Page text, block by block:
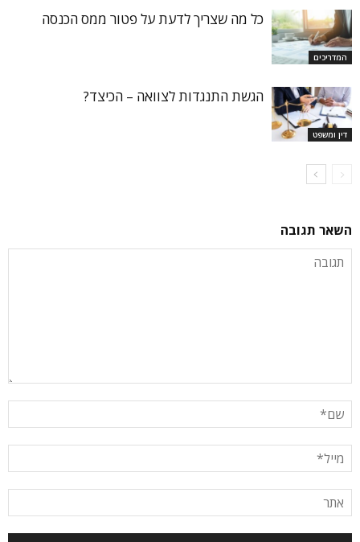
המדריכים
כל מה שצריך לדעת על פטור ממס הכנסה
דין ומשפט
הגשת התנגדות לצוואה – הכיצד?
השאר תגובה